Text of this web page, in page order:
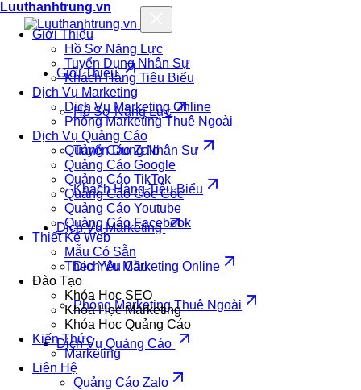
Luuthanhtrung.vn
Giới Thiệu
Hồ Sơ Năng Lực
Tuyển Dụng Nhân Sự
Khách Hàng Tiêu Biểu
Dịch Vụ Marketing
Dịch Vụ Marketing Online
Phòng Marketing Thuê Ngoài
Dịch Vụ Quảng Cáo
Quảng Cáo Zalo
Quảng Cáo Google
Quảng Cáo TikTok
Quảng Cáo Cốc Cốc
Quảng Cáo Youtube
Quảng Cáo Facebook
Thiết Kế Web
Mẫu Có Sẵn
Theo Yêu Cầu
Đào Tạo
Khóa Học SEO
Khóa Học Marketing
Khóa Học Quảng Cáo
Kiến Thức
Marketing
Liên Hệ
Giới Thiệu
Hồ Sơ Năng Lực
Tuyển Dụng Nhân Sự
Khách Hàng Tiêu Biểu
Dịch Vụ Marketing
Dịch Vụ Marketing Online
Phòng Marketing Thuê Ngoài
Dịch Vụ Quảng Cáo
Quảng Cáo Zalo